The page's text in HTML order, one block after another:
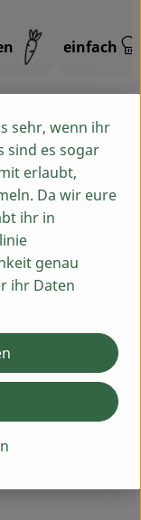
einfach
sehr, wenn ihr
sind es sogar
erlaubt,
Da wir eure
ihr in
genau
ihr Daten